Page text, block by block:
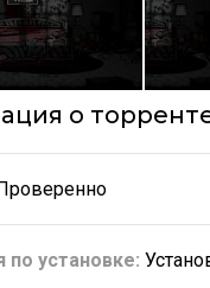
о
по установке: